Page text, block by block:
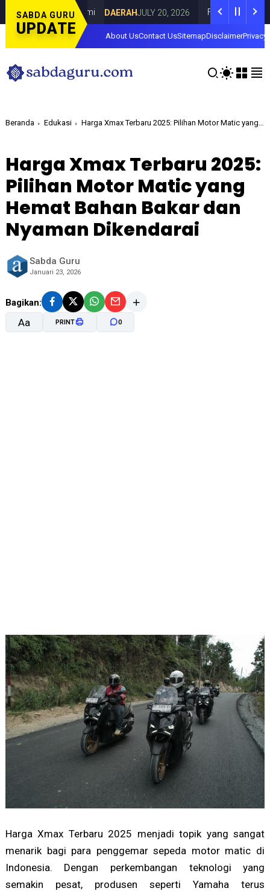
SABDA GURU
UPDATE
Curahdami DAERAH JULY 20, 2026 Fokus pada Tantangan
About UsContact UsSitemapDisclaimerPrivacy
Beranda Edukasi Harga Xmax Terbaru 2025: Pilihan Motor Matic yang Hemat Bahan Bakar dan Nyaman Dikendarai
Harga Xmax Terbaru 2025:
Pilihan Motor Matic yang
Hemat Bahan Bakar dan
Nyaman Dikendarai
Sabda Guru
Januari 23, 2026
Bagikan:
Aa PRINT 0
Harga Xmax Terbaru 2025 menjadi topik yang sangat
menarik bagi para penggemar sepeda motor matic di
Indonesia. Dengan perkembangan teknologi yang
semakin pesat, produsen seperti Yamaha terus